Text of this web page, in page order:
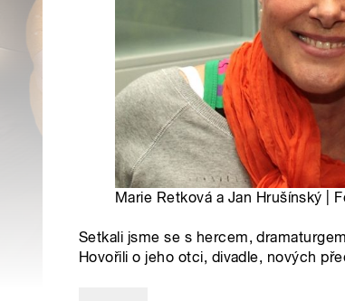
Marie Retková a Jan Hrušínský |
Setkali jsme se s hercem,
Hovořili o jeho otci, divadle, nových